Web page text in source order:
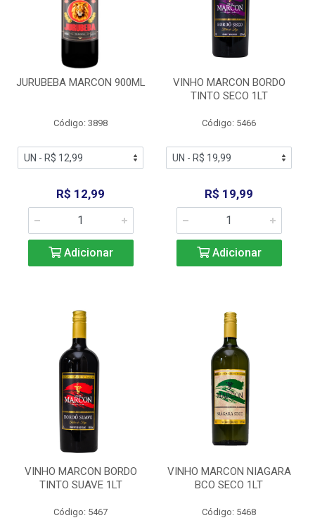
JURUBEBA MARCON 900ML
Código: 3898
R$ 12,99
Adicionar
VINHO MARCON BORDO
TINTO SECO 1LT
Código: 5466
R$ 19,99
Adicionar
VINHO MARCON BORDO
TINTO SUAVE 1LT
Código: 5467
VINHO MARCON NIAGARA
BCO SECO 1LT
Código: 5468